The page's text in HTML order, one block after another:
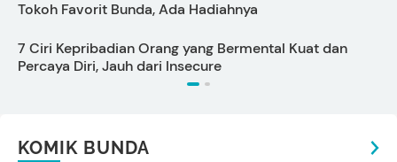
Tokoh Favorit Bunda, Ada Hadiahnya
7 Ciri Kepribadian Orang yang Bermental Kuat dan
Percaya Diri, Jauh dari Insecure
KOMIK BUNDA